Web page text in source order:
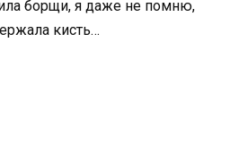
борщи, я даже не помню,
кисть…